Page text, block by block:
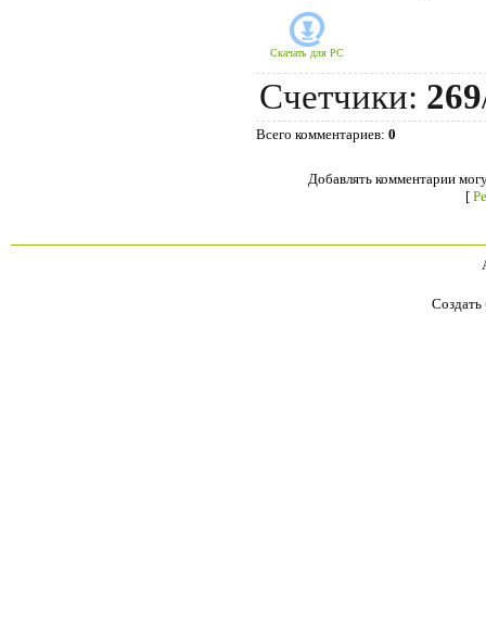
Скачать для PC
Счетчики: 269
Всего комментариев: 0
Добавлять комментарии
[
Создать